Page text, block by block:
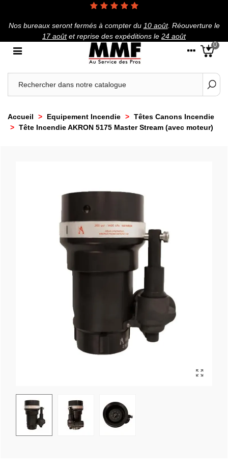
Nos bureaux seront fermés à compter du 10 août. Réouverture le
17 aoûtet reprise des expéditions le 24 août
0
Accueil > Equipement Incendie > Têtes Canons Incendie
> Tête Incendie AKRON 5175 Master Stream (avec moteur)